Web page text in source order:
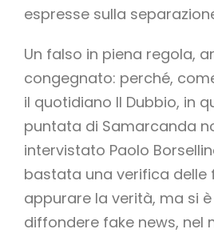
espresse sulla
Un falso in piena regola,
congegnato: perché,
il quotidiano Il Dubbio, in
puntata di Samarcanda
intervistato Paolo
bastata una verifica delle
appurare la verità, ma si
diffondere fake news, nel